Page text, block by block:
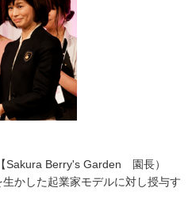
Sakura Berry's Garden 園長）
かした起業家モデルに対し授与す